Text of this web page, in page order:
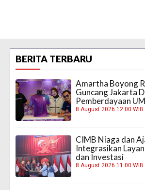
BERITA TERBARU
Amartha Boyong
Guncang Jakarta
Pemberdayaan
8 August 2026 12:00 WIB
CIMB Niaga dan
Integrasikan
dan Investasi
8 August 2026 11:00 WIB